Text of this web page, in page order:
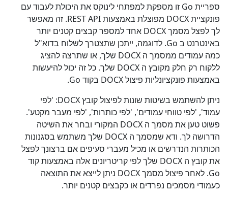
ספריית Go זו מספקת למפתחי לינוקס את היכולת לעבוד עם
פונקציית DOCX מפוצלת באמצעות REST API. זה מאפשר
לך לפצל מסמך DOCX אחד למספר קבצים קטנים יותר
באינטרנט ב Go. לדוגמה, ייתכן שתצטרך לשלוח בדוא"ל
כמה עמודים ממסמך ה DOCX שלך, או שתרצה להציג
ללקוח רק חלק מקובץ ה DOCX שלך. כל זה יכול להיעשות
באמצעות פונקציונליות פיצול DOCX בקוד Go.
ניתן להשתמש בשיטות שונות לפיצול קובץ DOCX: 'לפי
עמוד', 'לפי טווחי עמודים', 'לפי כותרות', 'לפי מעבר מקטע'.
פשוט טען את מסמך ה DOCX המקורי ובחר את השיטה
הדרושה לך. ודא שמסמך ה DOCX שלך משתמש בסגנונות
הכותרות הנדרשים או מכיל מעברי סעיפים אם ברצונך לפצל
את קובץ ה DOCX שלך לפי קריטריונים אלה באמצעות קוד
Go. לאחר פיצול מסמך DOCX ניתן לייצא את התוצאה
כעמודי מסמכים נפרדים או כקבצים קטנים יותר.